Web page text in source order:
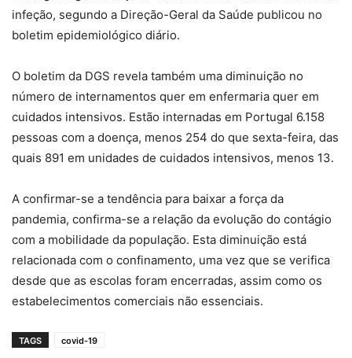
infeção, segundo a Direção-Geral da Saúde publicou no
boletim epidemiológico diário.
O boletim da DGS revela também uma diminuição no
número de internamentos quer em enfermaria quer em
cuidados intensivos. Estão internadas em Portugal 6.158
pessoas com a doença, menos 254 do que sexta-feira, das
quais 891 em unidades de cuidados intensivos, menos 13.
A confirmar-se a tendência para baixar a força da
pandemia, confirma-se a relação da evolução do contágio
com a mobilidade da população. Esta diminuição está
relacionada com o confinamento, uma vez que se verifica
desde que as escolas foram encerradas, assim como os
estabelecimentos comerciais não essenciais.
TAGS covid-19